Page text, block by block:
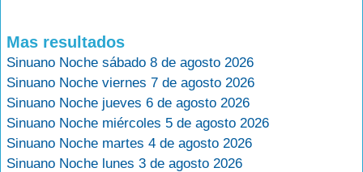
Mas resultados
Sinuano Noche sábado 8 de agosto 2026
Sinuano Noche viernes 7 de agosto 2026
Sinuano Noche jueves 6 de agosto 2026
Sinuano Noche miércoles 5 de agosto 2026
Sinuano Noche martes 4 de agosto 2026
Sinuano Noche lunes 3 de agosto 2026